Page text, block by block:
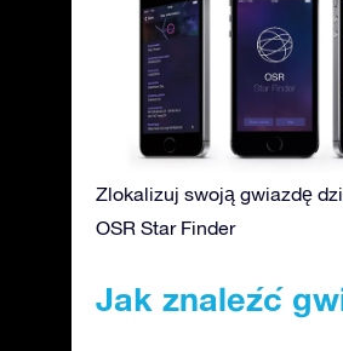
Zlokalizuj swoją gwiazdę
OSR Star Finder
Jak znaleźć